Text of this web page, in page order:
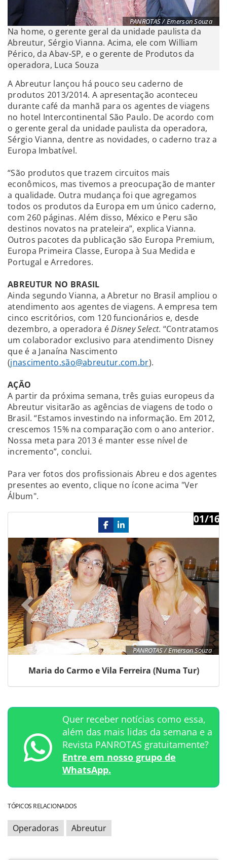
PANROTAS / Emerson Souza
Na home, o gerente geral da unidade paulista da
Abreutur, Sérgio Vianna. Acima, ele com William
Périco, da Abav-SP, e o gerente de Produtos da
operadora, Luca Souza
A Abreutur lançou há pouco seu caderno de
produtos 2013/2014. A apresentação aconteceu
durante café da manhã para os agentes de viagens
no hotel Intercontinental São Paulo. De acordo com
o gerente geral da unidade paulista da operadora,
Sérgio Vianna, dentre as novidades, o caderno traz a
Europa Imbatível.
“São produtos que trazem circuitos mais
econômicos, mas tivemos a preocupação de manter
a qualidade. Outra mudança foi que agregamos
todos os produtos da Europa em um único caderno,
com 260 páginas. Além disso, México e Peru são
destinos novatos na prateleira”, explica Vianna.
Outros pacotes da publicação são Europa Premium,
Europa Primeira Classe, Europa à Sua Medida e
Portugal e Arredores.
ABREUTUR NO BRASIL
Ainda segundo Vianna, a Abretur no Brasil ampliou o
atendimento aos agentes de viagens. A empresa tem
cinco escritórios, com 120 funcionários e, desde
dezembro, a operadora éDisney Select. “Contratamos
um colaborador exclusivo para atendimento Disney
que é a Janaína Nascimento
(jnascimento.são@abreutur.com.br).
AÇÃO
A partir da próxima semana, três guias europeus da
Abreutur visitarão as agências de viagens de todo o
Brasil. “Estamos investindo na informação. Em 2012,
crescemos 15% na comparação com o ano anterior.
Nossa meta para 2013 é manter esse nível de
incremento”, conclui.
Para ver fotos dos profissionais Abreu e dos agentes
presentes ao evento, clique no ícone acima "Ver
Álbum".
PANROTAS / Emerson Souza
01/16
Maria do Carmo e Vila Ferreira (Numa Tur)
Previous
Quer receber notícias como essa,
além das mais lidas da semana e a
Revista PANROTAS gratuitamente?
Entre em nosso grupo de
WhatsApp.
TÓPICOS RELACIONADOS
Operadoras Abreutur